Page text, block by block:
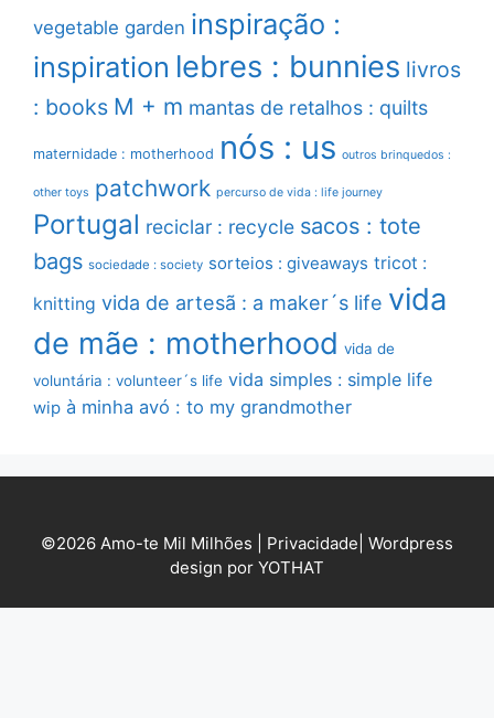
vegetable garden inspiração :
inspiration lebres : bunnies livros
: books M + m mantas de retalhos : quilts
maternidade : motherhood nós : us outros brinquedos :
other toys patchwork percurso de vida : life journey
Portugal reciclar : recycle sacos : tote
bags sociedade : society sorteios : giveaways tricot :
knitting vida de artesã : a maker´s life vida
de mãe : motherhood vida de
voluntária : volunteer´s life vida simples : simple life
wip à minha avó : to my grandmother
©2026 Amo-te Mil Milhões | Privacidade Wordpress
design por YOTHAT